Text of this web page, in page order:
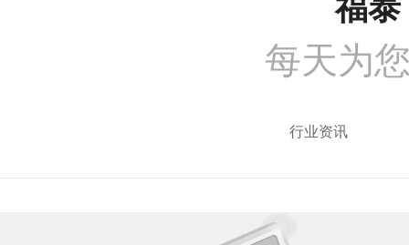
福泰
每天为
行业资讯